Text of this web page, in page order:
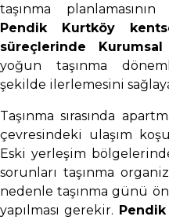
taşınma
Pendik Kurtköy
süreçlerinde
yoğun taşınma
şekilde ilerlemesini
Taşınma sırasında
çevresindeki ulaşım
Eski yerleşim
sorunları taşınma
nedenle taşınma günü
yapılması gerekir.